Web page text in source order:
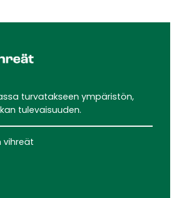
turvatakseen ympäristön,
tulevaisuuden.
vihreät